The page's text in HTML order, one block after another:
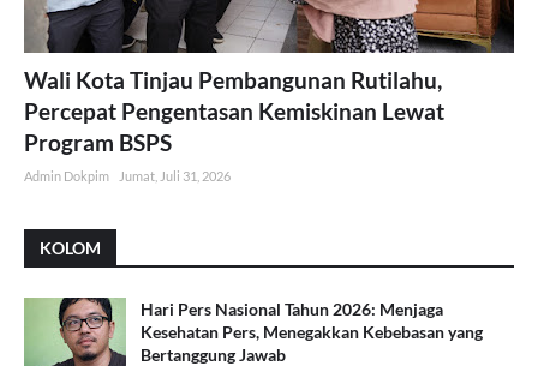
Wali Kota Tinjau Pembangunan Rutilahu,
Percepat Pengentasan Kemiskinan Lewat
Program BSPS
Admin Dokpim Jumat, Juli 31, 2026
KOLOM
Hari Pers Nasional Tahun 2026: Menjaga
Kesehatan Pers, Menegakkan Kebebasan yang
Bertanggung Jawab